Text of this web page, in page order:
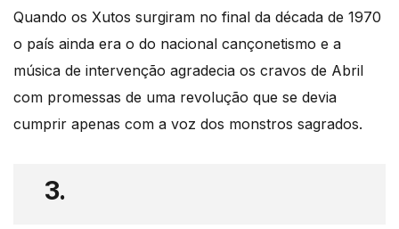
Quando os Xutos surgiram no final da década de 1970
o país ainda era o do nacional cançonetismo e a
música de intervenção agradecia os cravos de Abril
com promessas de uma revolução que se devia
cumprir apenas com a voz dos monstros sagrados.
3.